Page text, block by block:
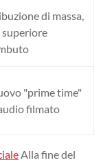
di massa,
superiore
"prime time"
filmato
Alla fine del